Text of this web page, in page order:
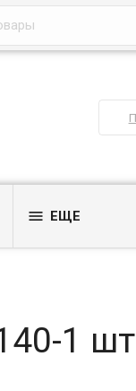
 ЕЩЕ
1